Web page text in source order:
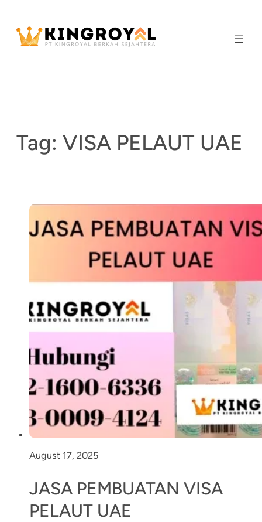
content
Tag: VISA PELAUT UAE
August 17, 2025
JASA PEMBUATAN VISA
PELAUT UAE